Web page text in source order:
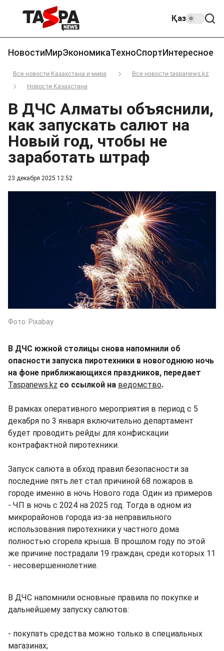
Қаз
НовостиМирЭкономикаТехноСпортИнтересное
Все новости Казахстана и мира
Все новости taspanews.kz
Новости Казахстана
23 декабря 2025 12:52
В ДЧС Алматы объяснили,
как запускать салют на
Новый год, чтобы не
заработать штраф
Фото: Pixabay
В ДЧС южной столицы снова напомнили об
опасности запуска пиротехники в новогоднюю ночь
на фоне приближающихся праздников, передает
Taspanews.kz со ссылкой на ведомство.
В рамках оперативного мероприятия в период с 5
декабря по 3 января включительно департамент
будет проводить рейды для конфискации
контрафактной пиротехники.
Запуск салюта в обход правил безопасности за
последние пять лет стал причиной 68 пожаров в
городе именно в ночь Нового года. Один из примеров
- ЧП в ночь с 2024 на 2025 год. Тогда в одном из
микрорайонов города из-за неправильного
использования пиротехники у частного дома
полностью сгорела крыша. В прошлом году по этой
же причине пострадали 19 граждан, среди которых 11
- несовершеннолетние.
В ДЧС напомнили основные правила по покупке и
дальнейшему запуску салютов:
- покупать средства можно только в специальных
магазинах;